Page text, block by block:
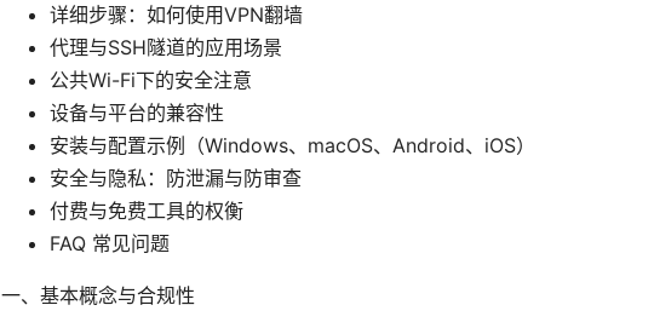
详细步骤：如何使用VPN翻墙
代理与SSH隧道的应用场景
公共Wi-Fi下的安全注意
设备与平台的兼容性
安装与配置示例（Windows、macOS、Android、iOS）
安全与隐私：防泄漏与防审查
付费与免费工具的权衡
FAQ 常见问题
一、基本概念与合规性